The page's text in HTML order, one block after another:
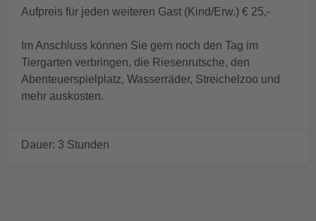
Aufpreis für jeden weiteren Gast (Kind/Erw.) € 25,-
Im Anschluss können Sie gern noch den Tag im
Tiergarten verbringen, die Riesenrutsche, den
Abenteuerspielplatz, Wasserräder, Streichelzoo und
mehr auskosten.
Dauer: 3 Stunden